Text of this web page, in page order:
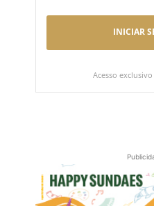
INICIAR
Acesso